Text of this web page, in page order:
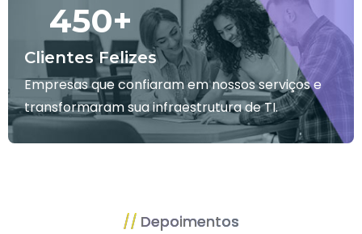
Clientes Felizes
450+
Empresas que confiaram em nossos serviços e
transformaram sua infraestrutura de TI.
Depoimentos